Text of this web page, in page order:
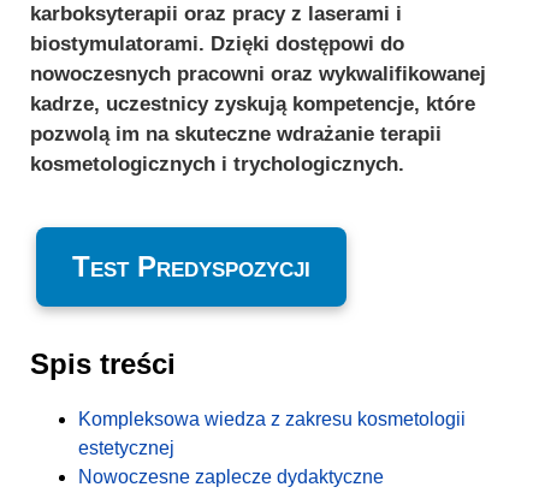
karboksyterapii oraz pracy z laserami i
biostymulatorami. Dzięki dostępowi do
nowoczesnych pracowni oraz wykwalifikowanej
kadrze, uczestnicy zyskują kompetencje, które
pozwolą im na skuteczne wdrażanie terapii
kosmetologicznych i trychologicznych.
Test Predyspozycji
Spis treści
Kompleksowa wiedza z zakresu kosmetologii
estetycznej
Nowoczesne zaplecze dydaktyczne